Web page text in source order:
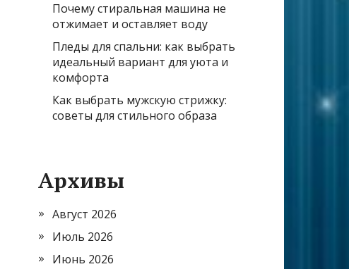
Почему стиральная машина не
отжимает и оставляет воду
Пледы для спальни: как выбрать
идеальный вариант для уюта и
комфорта
Как выбрать мужскую стрижку:
советы для стильного образа
Архивы
Август 2026
Июль 2026
Июнь 2026